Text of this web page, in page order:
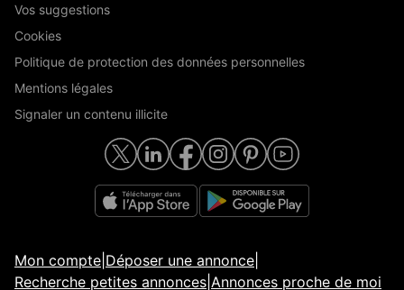
Vos suggestions
Cookies
Politique de protection des données personnelles
Mentions légales
Signaler un contenu illicite
Mon compte Déposer une annonce
Recherche petites annonces Annonces proche de moi